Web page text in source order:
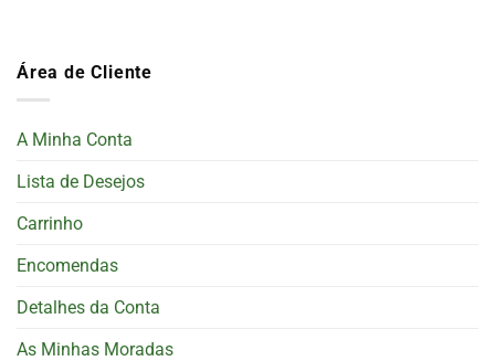
Área de Cliente
A Minha Conta
Lista de Desejos
Carrinho
Encomendas
Detalhes da Conta
As Minhas Moradas